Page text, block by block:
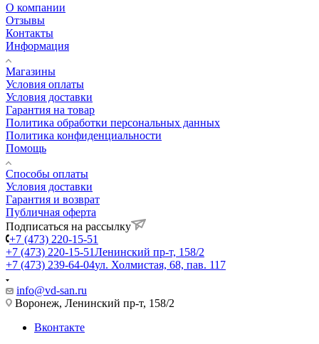
О компании
Отзывы
Контакты
Информация
Магазины
Условия оплаты
Условия доставки
Гарантия на товар
Политика обработки персональных данных
Политика конфиденциальности
Помощь
Способы оплаты
Условия доставки
Гарантия и возврат
Публичная оферта
Подписаться на рассылку
+7 (473) 220-15-51
+7 (473) 220-15-51Ленинский пр-т, 158/2
+7 (473) 239-64-04ул. Холмистая, 68, пав. 117
info@vd-san.ru
Воронеж, Ленинский пр-т, 158/2
Вконтакте